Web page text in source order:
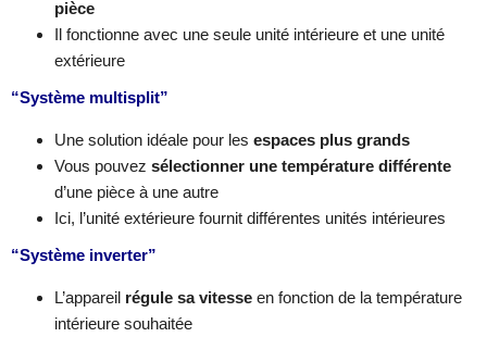
pièce
Il fonctionne avec une seule unité intérieure et une unité
extérieure
“Système multisplit”
Une solution idéale pour les espaces plus grands
Vous pouvez sélectionner une température différente
d’une pièce à une autre
Ici, l’unité extérieure fournit différentes unités intérieures
“Système inverter”
L’appareil régule sa vitesse en fonction de la température
intérieure souhaitée